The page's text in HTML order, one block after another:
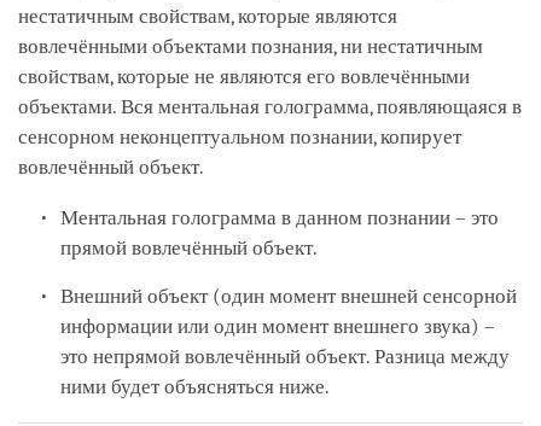
нестатичным свойствам, которые являются
вовлечёнными объектами познания, ни нестатичным
свойствам, которые не являются его вовлечёнными
объектами. Вся ментальная голограмма, появляющаяся в
сенсорном неконцептуальном познании, копирует
вовлечённый объект.
Ментальная голограмма в данном познании – это
прямой вовлечённый объект.
Внешний объект (один момент внешней сенсорной
информации или один момент внешнего звука) –
это непрямой вовлечённый объект. Разница между
ними будет объясняться ниже.